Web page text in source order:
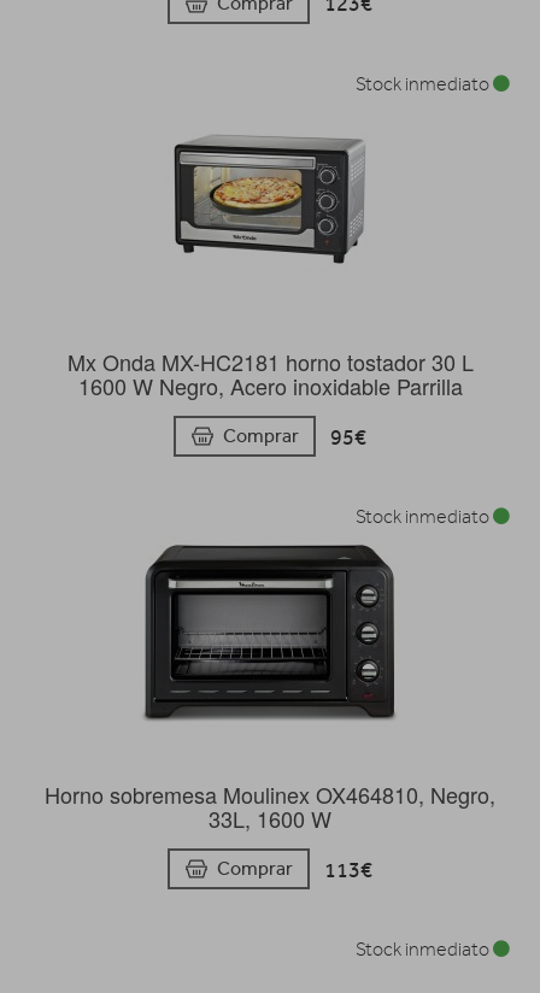
Mx Onda MX-HC2181 horno tostador 30 L
1600 W Negro, Acero inoxidable Parrilla
Comprar 95€
Stock inmediato
Horno sobremesa Moulinex OX464810, Negro,
33L, 1600 W
Comprar 113€
Stock inmediato
Stock inmediato